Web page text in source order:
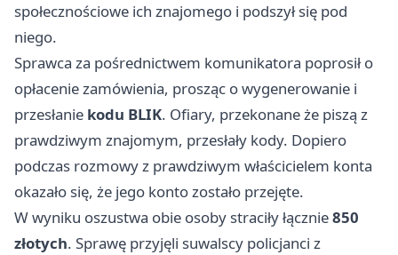
społecznościowe ich znajomego i podszył się pod
niego.
Sprawca za pośrednictwem komunikatora poprosił o
opłacenie zamówienia, prosząc o wygenerowanie i
przesłanie kodu BLIK. Ofiary, przekonane że piszą z
prawdziwym znajomym, przesłały kody. Dopiero
podczas rozmowy z prawdziwym właścicielem konta
okazało się, że jego konto zostało przejęte.
W wyniku oszustwa obie osoby straciły łącznie850
złotych. Sprawę przyjęli suwalscy policjanci z